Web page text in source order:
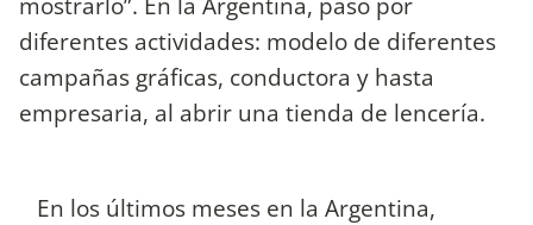
diferentes actividades: modelo de diferentes
campañas gráficas, conductora y hasta
empresaria, al abrir una tienda de lencería.
En los últimos meses en la Argentina,